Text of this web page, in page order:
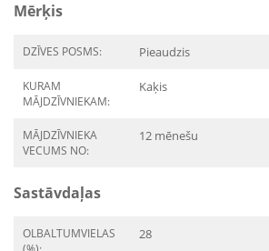
Mērķis
DZĪVES POSMS: Pieaudzis
KURAM
MĀJDZĪVNIEKAM:
Kaķis
MĀJDZĪVNIEKA
VECUMS NO:
12 mēnešu
Sastāvdaļas
OLBALTUMVIELAS
28